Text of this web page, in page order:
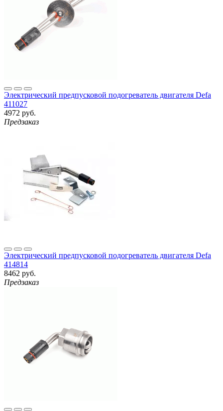
Электрический предпусковой подогреватель двигателя Defa
411027
4972 руб.
Предзаказ
Электрический предпусковой подогреватель двигателя Defa
414814
8462 руб.
Предзаказ